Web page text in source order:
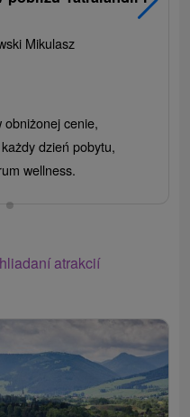
Mikulasz
cenie,
dzień pobytu,
wellness.
atrakcií